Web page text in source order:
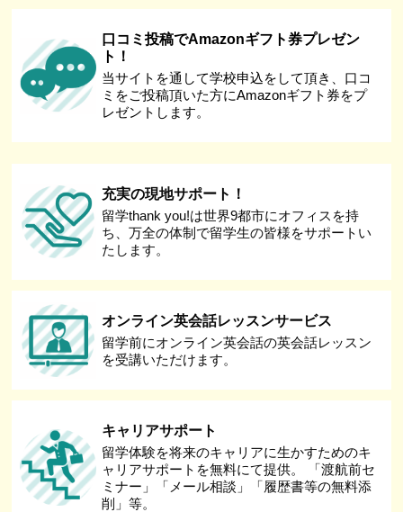
口コミ投稿でAmazonギフト券プレゼン
ト！
当サイトを通して学校申込をして頂き、口コ
ミをご投稿頂いた方にAmazonギフト券をプ
レゼントします。
充実の現地サポート！
留学thank you!は世界9都市にオフィスを持
ち、万全の体制で留学生の皆様をサポートい
たします。
オンライン英会話レッスンサービス
留学前にオンライン英会話の英会話レッスン
を受講いただけます。
キャリアサポート
留学体験を将来のキャリアに生かすためのキ
ャリアサポートを無料にて提供。 「渡航前セ
ミナー」「メール相談」「履歴書等の無料添
削」等。